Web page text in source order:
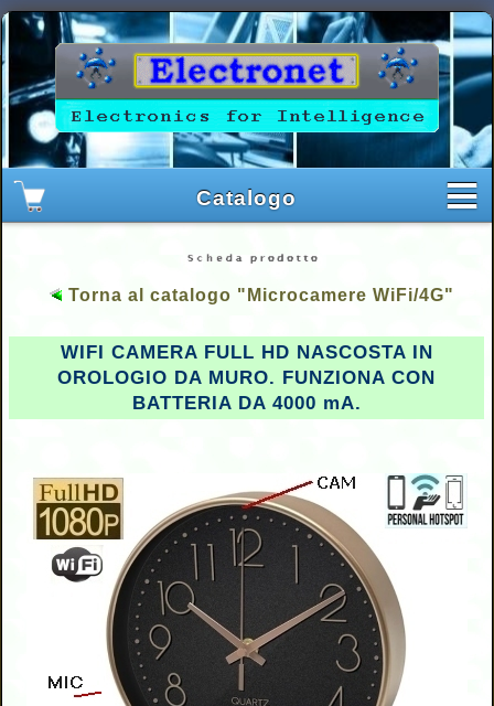
Torna al catalogo "Microcamere WiFi/4G"
WIFI CAMERA FULL HD NASCOSTA IN
OROLOGIO DA MURO. FUNZIONA CON
BATTERIA DA 4000 mA.